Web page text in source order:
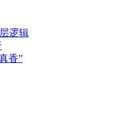
逻辑
香”